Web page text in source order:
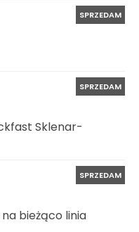
SPRZEDAM
SPRZEDAM
Sklenar-
SPRZEDAM
bieżąco linia